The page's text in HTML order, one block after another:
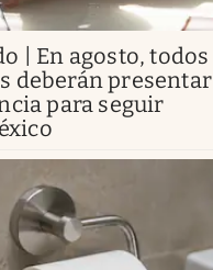
| En agosto, todos
deberán presentar
para seguir